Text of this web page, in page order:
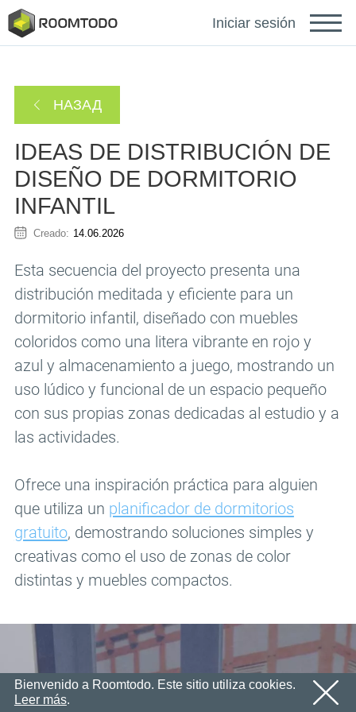
Inicie sesión para obtener
ayuda
o
Correo electrónico
Contraseña
Gracias por registrarse
En breve le enviaremos un correo electrónico con un
enlace de confirmación.
Por favor, siga el enlace en el correo electrónico para
activar su cuenta
Se ha enviado un enlace de recuperación de
contraseña a su correo electrónico.
ACEPTAR
Iniciar sesión
НАЗАД
IDEAS DE DISTRIBUCIÓN DE
DISEÑO DE DORMITORIO
INFANTIL
Creado: 14.06.2026
Esta secuencia del proyecto presenta una
distribución meditada y eficiente para un
dormitorio infantil, diseñado con muebles
coloridos como una litera vibrante en rojo y
azul y almacenamiento a juego, mostrando un
uso lúdico y funcional de un espacio pequeño
con sus propias zonas dedicadas al estudio y a
las actividades.
Ofrece una inspiración práctica para alguien
que utiliza un planificador de dormitorios
gratuito, demostrando soluciones simples y
creativas como el uso de zonas de color
distintas y muebles compactos.
Bienvenido a Roomtodo. Este sitio utiliza cookies.
Leer más.